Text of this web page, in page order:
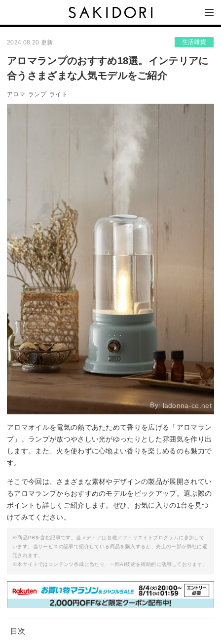
2024.08.20 更新 生活雑貨
アロマランプのおすすめ18選。インテリアに
合うさまざまな人気モデルをご紹介
アロマ ランプ ライト
By: ladonna-co.net
アロマオイルを電気の熱であたためて香りを広げる「アロマラン
プ」。ランプが放つやさしい光がゆったりとした雰囲気を作り出
します。また、火を使わずに心地よい香りを楽しめるのも魅力で
す。
そこで今回は、さまざまな素材やデザインの製品が展開されてい
るアロマランプからおすすめのモデルをピックアップ。選ぶ際の
ポイントも詳しくご紹介します。ぜひ、お気に入りの1台を見つ
けてみてください。
※商品PRを含む記事です。当メディアは各種アフィリエイトプログラムに参加して
います。当サービスの記事で紹介している商品を購入すると、売上の一部が弊社に還
元されます。
※本サイトではコンテンツ作成に当たり、一部AI技術を補助的に活用しております。
目次